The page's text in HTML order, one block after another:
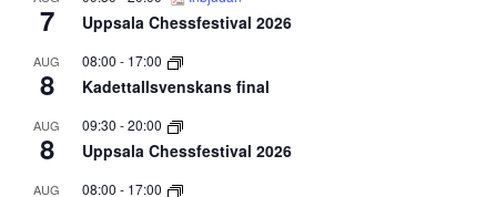
7 Uppsala Chessfestival 2026
AUG
8
08:00 - 17:00
Kadettallsvenskans final
AUG
8
09:30 -20:00
Uppsala Chessfestival 2026
AUG 08:00 - 17:00